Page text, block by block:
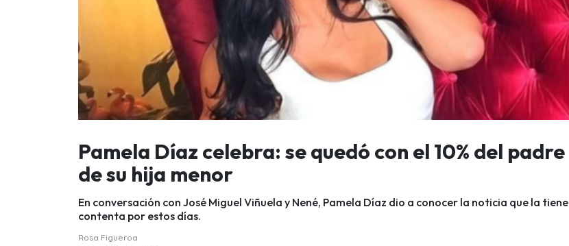
Pamela Díaz celebra: se quedó con el 10% del padre
de su hija menor
En conversación con José Miguel Viñuela y Nené, Pamela Díaz dio a conocer la noticia que la tiene
contenta por estos días.
Rosa Figueroa